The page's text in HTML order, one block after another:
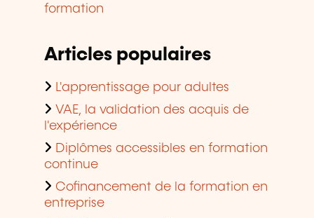
formation
Articles populaires
L'apprentissage pour adultes
VAE, la validation des acquis de
l'expérience
Diplômes accessibles en formation
continue
Cofinancement de la formation en
entreprise